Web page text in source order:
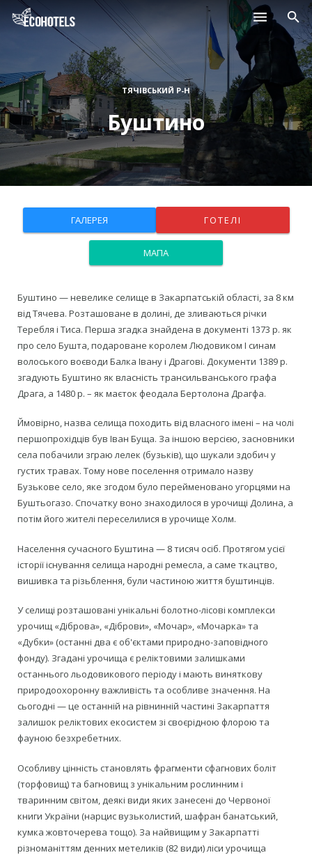
Населені пункти
Курорти
Дитячі табори
Магазини
Буштино
ТЯЧІВСЬКИЙ Р-Н
ГАЛЕРЕЯ ГОТЕЛІ
МАПА
Буштино — невелике селище в Закарпатській області, за 8 км
від Тячева. Розташоване в долині, де зливаються річки
Теребля і Тиса. Перша згадка знайдена в документі 1373 р. як
про село Бушта, подароване королем Людовиком I синам
волоського воєводи Балка Івану і Драгові. Документи 1389 р.
згадують Буштино як власність трансильванського графа
Драга, а 1480 р. – як маєток феодала Бертолона Драгфа.
Ймовірно, назва селища походить від власного імені – на чолі
першопрохідців був Іван Буща. За іншою версією, засновники
села побачили зграю лелек (бузьків), що шукали здобич у
густих травах. Тому нове поселення отримало назву
Бузькове село, яке згодом було перейменовано угорцями на
Буштьогазо. Спочатку воно знаходилося в урочищі Долина, а
потім його жителі переселилися в урочище Холм.
Населення сучасного Буштина — 8 тисяч осіб. Протягом усієї
історії існування селища народні ремесла, а саме ткацтво,
вишивка та різьблення, були частиною життя буштинців.
У селищі розташовані унікальні болотно-лісові комплекси
урочищ «Діброва», «Діброви», «Мочар», «Мочарка» та
«Дубки» (останні два є об'єктами природно-заповідного
фонду). Згадані урочища є реліктовими залишками
останнього льодовикового періоду і мають виняткову
природоохоронну важливість та особливе значення. На
сьогодні — це останній на рівнинній частині Закарпаття
залишок реліктових екосистем зі своєрідною флорою та
фауною безхребетних.
Особливу цінність становлять фрагменти сфагнових боліт
(торфовищ) та багновищ з унікальним рослинним і
тваринним світом, деякі види яких занесені до Червоної
книги України (нарцис вузьколистий, шафран банатський,
кумка жовточерева тощо). За найвищим у Закарпатті
різноманіттям денних метеликів (82 види) ліси урочища